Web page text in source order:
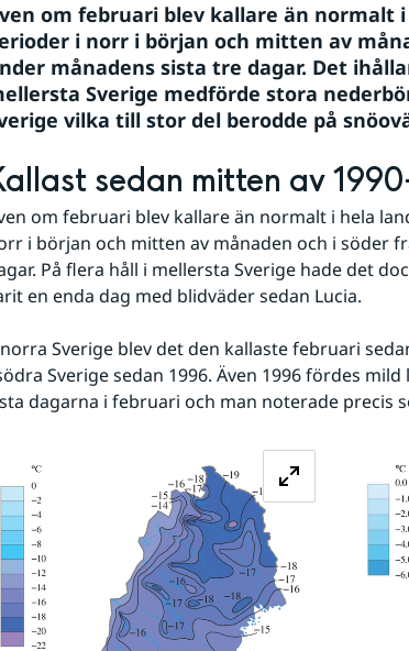
om februari blev kallare än normalt
i norr i början och mitten av
månadens sista tre dagar. Det
Sverige medförde stora
vilka till stor del berodde på
sedan mitten av
om februari blev kallare än normalt i hela
i början och mitten av månaden och i söder
På flera håll i mellersta Sverige hade det
en enda dag med blidväder sedan Lucia.
Sverige sedan 1996. Även 1996 fördes
dagarna i februari och man noterade precis